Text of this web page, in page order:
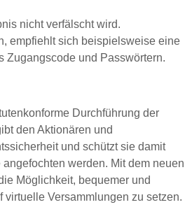
nicht verfälscht wird.
empfiehlt sich beispielsweise eine
Zugangscode und Passwörtern.
Durchführung der
den Aktionären und
und schützt sie damit
werden. Mit dem neuen
Möglichkeit, bequemer und
virtuelle Versammlungen zu setzen.